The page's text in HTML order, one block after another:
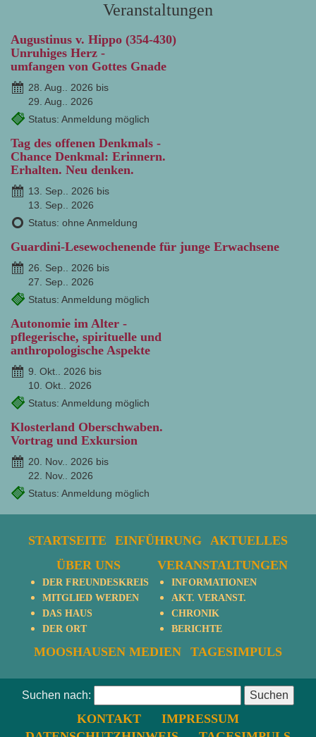
Veranstaltungen
Augustinus v. Hippo (354-430)
Unruhiges Herz -
umfangen von Gottes Gnade
28. Aug.. 2026 bis
29. Aug.. 2026
Status: Anmeldung möglich
Tag des offenen Denkmals -
Chance Denkmal: Erinnern.
Erhalten. Neu denken.
13. Sep.. 2026 bis
13. Sep.. 2026
Status: ohne Anmeldung
Guardini-Lesewochenende für junge Erwachsene
26. Sep.. 2026 bis
27. Sep.. 2026
Status: Anmeldung möglich
Autonomie im Alter -
pflegerische, spirituelle und
anthropologische Aspekte
9. Okt.. 2026 bis
10. Okt.. 2026
Status: Anmeldung möglich
Klosterland Oberschwaben.
Vortrag und Exkursion
20. Nov.. 2026 bis
22. Nov.. 2026
Status: Anmeldung möglich
STARTSEITE EINFÜHRUNG
AKTUELLES
ÜBER UNS
DER FREUNDESKREIS
MITGLIED WERDEN
DAS HAUS
DER ORT
VERANSTALTUNGEN
INFORMATIONEN
AKT. VERANST.
CHRONIK
BERICHTE
MOOSHAUSEN MEDIEN TAGESIMPULS
Suchen nach:
KONTAKT
IMPRESSUM